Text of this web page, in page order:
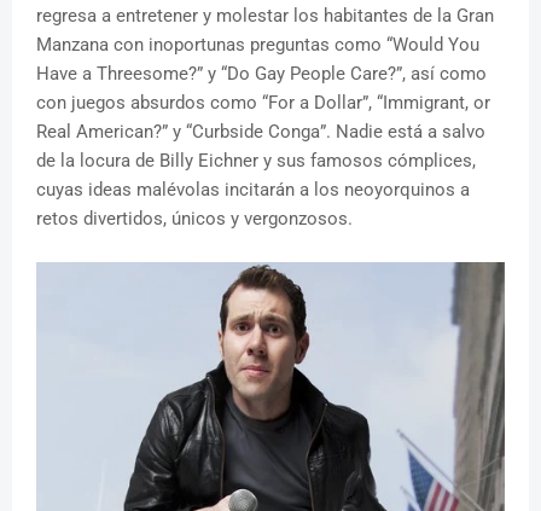
regresa a entretener y molestar los habitantes de la Gran
Manzana con inoportunas preguntas como “Would You
Have a Threesome?” y “Do Gay People Care?”, así como
con juegos absurdos como “For a Dollar”, “Immigrant, or
Real American?” y “Curbside Conga”. Nadie está a salvo
de la locura de Billy Eichner y sus famosos cómplices,
cuyas ideas malévolas incitarán a los neoyorquinos a
retos divertidos, únicos y vergonzosos.